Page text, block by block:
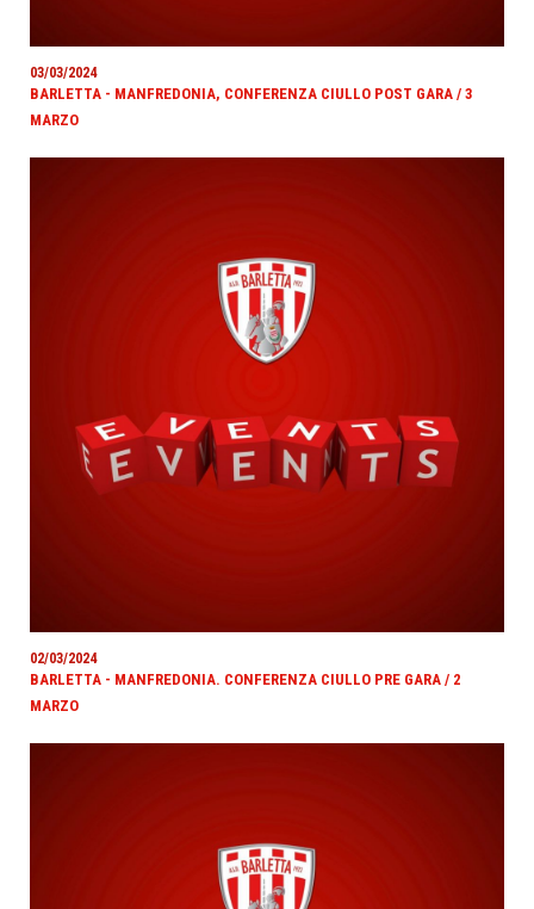
03/03/2024
BARLETTA - MANFREDONIA, CONFERENZA CIULLO POST GARA / 3
MARZO
02/03/2024
BARLETTA - MANFREDONIA. CONFERENZA CIULLO PRE GARA / 2
MARZO